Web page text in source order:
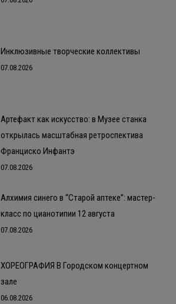
Инклюзивные творческие коллективы
07.08.2026
Артефакт как искусство: в Музее станка
открылась масштабная ретроспектива
Франциско Инфантэ
07.08.2026
Алхимия синего в “Старой аптеке”: мастер-
класс по цианотипии 12 августа
07.08.2026
ХОРЕОГРАФИЯ В Городском концертном
зале
06.08.2026